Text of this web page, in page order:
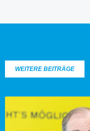
WEITERE BEITRÄGE